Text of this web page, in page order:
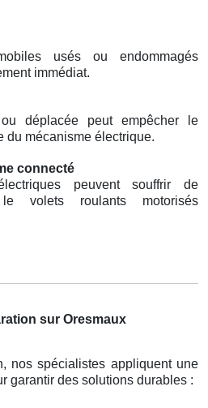
usés ou endommagés
immédiat.
déplacée peut empêcher le
du mécanisme électrique.
connecté
peuvent souffrir de
volets roulants motorisés
sur Oresmaux
nos spécialistes appliquent une
garantir des solutions durables :